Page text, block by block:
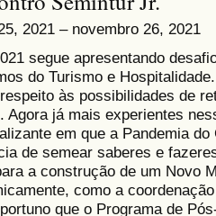
2021 – novembro 26, 2021
segue apresentando
do Turismo e
às possibilidades de
Agora já mais experientes
em que a Pandemia
de semear saberes e
a construção de um Novo
como a
que o Programa de